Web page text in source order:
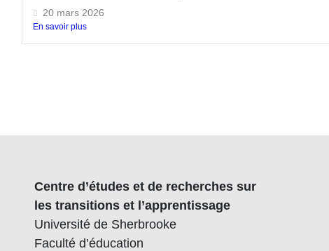
20 mars 2026
En savoir plus
Centre d’études et de recherches sur
les transitions et l’apprentissage
Université de Sherbrooke
Faculté d’éducation